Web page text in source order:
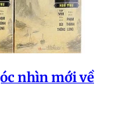
nhìn mới về